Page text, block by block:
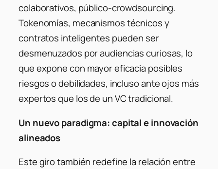
colaborativos, público-crowdsourcing.
Tokenomías, mecanismos técnicos y
contratos inteligentes pueden ser
desmenuzados por audiencias curiosas, lo
que expone con mayor eficacia posibles
riesgos o debilidades, incluso ante ojos más
expertos que los de un VC tradicional.
Un nuevo paradigma: capital e innovación
alineados
Este giro también redefine la relación entre